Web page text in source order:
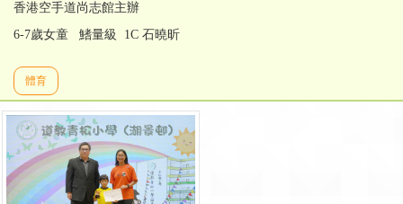
香港空手道尚志館主辦
6-7歲女童 鰭量級 1C 石曉昕
體育